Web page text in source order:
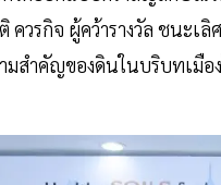
ควรกิจ ผู้คว้ารางวัล ชนะ
มสำคัญของดินในบริบทเมื